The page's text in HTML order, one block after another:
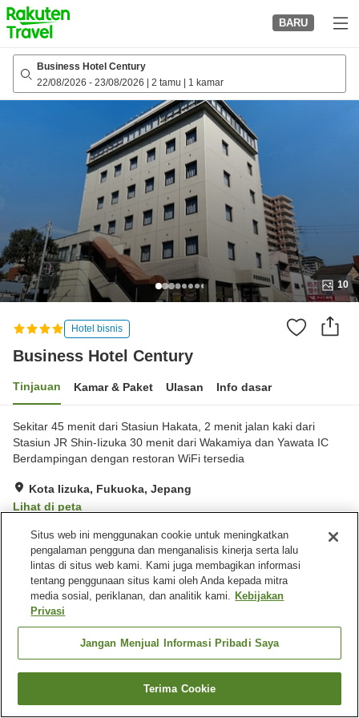
to
top
page
BARU
Business Hotel Century
22/08/2026 - 23/08/2026 2 tamu 1 kamar
10
Hotel bisnis
Business Hotel Century
Tinjauan Kamar & Paket Ulasan Info dasar
Sekitar 45 menit dari Stasiun Hakata, 2 menit jalan kaki dari
Stasiun JR Shin-Iizuka 30 menit dari Wakamiya dan Yawata IC
Berdampingan dengan restoran WiFi tersedia
Kota Iizuka, Fukuoka, Jepang
Lihat di peta
Sangat baik Ulasan: 183
Fasilitas properti
Tempat parkir
Restoran
Mesin penjual otomatis
Beranda Jepang Fukuoka
Kota Iizuka
Business Hotel Century
Cari kamar
Situs web ini menggunakan cookie untuk meningkatkan
pengalaman pengguna dan menganalisis kinerja serta lalu
lintas di situs web kami. Kami juga membagikan informasi
tentang penggunaan situs kami oleh Anda kepada mitra
media sosial, periklanan, dan analitik kami. Kebijakan
Privasi
Jangan Menjual Informasi Pribadi Saya
Terima Cookie